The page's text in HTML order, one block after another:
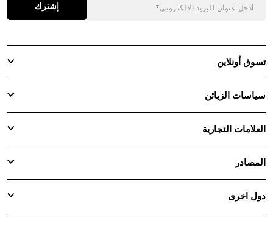
إشترك
تسوق أونلاين
سياسات الزبائن
العلامات التجارية
المصادر
دول اخرى